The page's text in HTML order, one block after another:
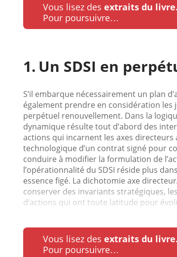
Vous lisez des extraits du livre.
Pour poursuivre…
Un SDSI en
S’il embarque nécessairement un plan
également prendre en considération les
perpétuel renouvellement. Dans la
dynamique résulte tout d’abord des
actions qui incarnent les axes
technologique d’un contrat signé pour
conduire à modifier la formulation de
l’opérationnalité du SDSI réside plus
essence figé. La dichotomie axe
conserver des invariants stratégiques,
d’actions qui ont toute latitude pour
Vous lisez des extraits du livre.
Pour poursuivre…